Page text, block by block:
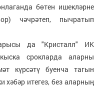
бөтен ишекләрне
чәчрәтеп, пычратып
да "Кристалл" ИК
срокларда аларны
күрсәтү буенча тагын
хәбәр итегез, без аларның